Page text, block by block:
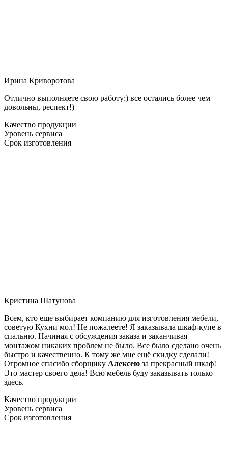
Ирина Криворотова
Отлично выполняете свою работу:) все остались более чем
довольны, респект!)
Качество продукции
Уровень сервиса
Срок изготовления
Кристина Шатунова
Всем, кто еще выбирает компанию для изготовления мебели,
советую Кухни мол! Не пожалеете! Я заказывала шкаф-купе в
спальню. Начиная с обсуждения заказа и заканчивая
монтажом никаких проблем не было. Все было сделано очень
быстро и качественно. К тому же мне ещё скидку сделали!
Огромное спасибо сборщику Алексею за прекрасный шкаф!
Это мастер своего дела! Всю мебель буду заказывать только
здесь.
Качество продукции
Уровень сервиса
Срок изготовления